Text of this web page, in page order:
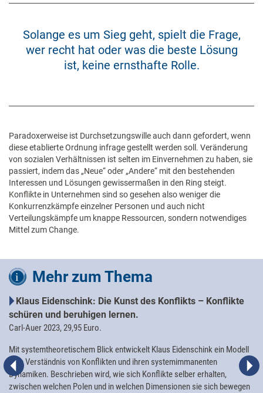
Solange es um Sieg geht, spielt die Frage,
wer recht hat oder was die beste Lösung
ist, keine ernsthafte Rolle.
Paradoxerweise ist Durchsetzungswille auch dann gefordert, wenn
diese etablierte Ordnung infrage gestellt werden soll. Veränderung
von sozialen Verhältnissen ist selten im Einvernehmen zu haben, sie
passiert, indem das „Neue“ oder „Andere“ mit den bestehenden
Interessen und Lösungen gewissermaßen in den Ring steigt.
Konflikte in Unternehmen sind so gesehen also weniger die
Konkurrenzkämpfe einzelner Personen und auch nicht
Verteilungskämpfe um knappe Ressourcen, sondern notwendiges
Mittel zum Change.
Mehr zum Thema
Klaus Eidenschink: Die Kunst des Konflikts – Konflikte
schüren und beruhigen lernen.
Carl-Auer 2023, 29,95 Euro.
Mit systemtheoretischem Blick entwickelt Klaus Eidenschink ein Modell
zum Verständnis von Konflikten und ihren systemimmanenten
Dynamiken. Beschrieben wird, wie sich Konflikte selber erhalten,
zwischen welchen Polen und in welchen Dimensionen sie sich bewegen